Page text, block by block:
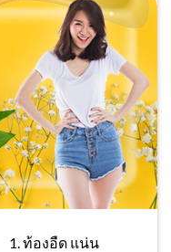
ท้องอืด แน่น